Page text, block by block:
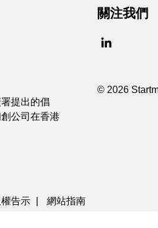
提出的倡
公司在香港
關注我們
© 2026
告示 | 網站指南